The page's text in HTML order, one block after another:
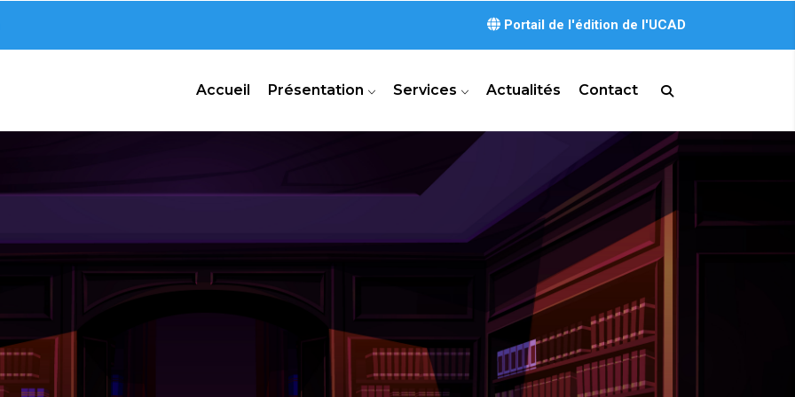
Portail de l'édition de l'UCAD
Accueil Présentation Services Actualités Contact
Dakar a été mis en place par l’arrêté rectoral
la mise en œuvre et le suivi de la politique
un support institutionnel
et la diffusion des travaux scientifiques